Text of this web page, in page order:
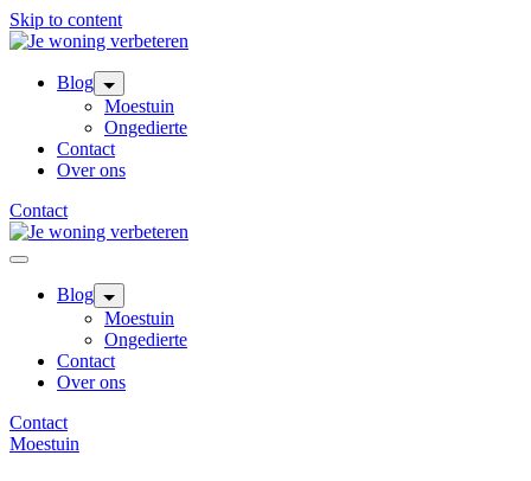
Skip to content
Blog
Moestuin
Ongedierte
Contact
Over ons
Contact
Blog
Moestuin
Ongedierte
Contact
Over ons
Contact
Moestuin